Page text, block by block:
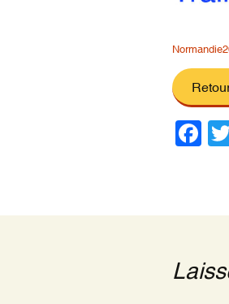
F
e
o
o